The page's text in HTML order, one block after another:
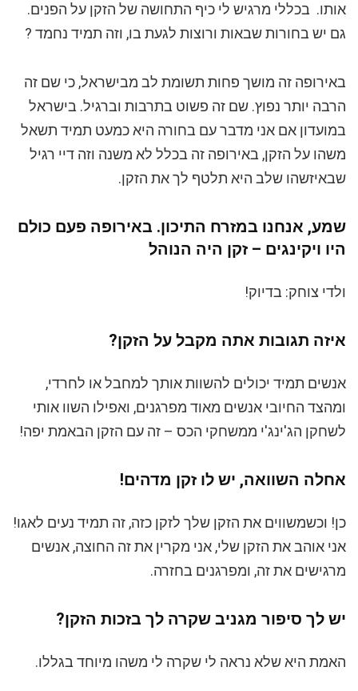
אותו. בכללי מרגיש לי כיף התחושה של הזקן על הפנים.
גם יש בחורות שבאות ורוצות לגעת בו, וזה תמיד נחמד ?
באירופה זה מושך פחות תשומת לב מבישראל, כי שם זה
הרבה יותר נפוץ. שם זה פשוט בתרבות וברגיל. בישראל
במועדון אם אני מדבר עם בחורה היא כמעט תמיד תשאל
משהו על הזקן, באירופה זה בכלל לא משנה וזה דיי רגיל
שבאיזשהו שלב היא תלטף לך את הזקן.
שמע, אנחנו במזרח התיכון. באירופה פעם כולם
היו ויקינגים – זקן היה הנוהל
ולדי צוחק: בדיוק!
איזה תגובות אתה מקבל על הזקן?
אנשים תמיד יכולים להשוות אותך למחבל או לחרדי,
ומהצד החיובי אנשים מאוד מפרגנים, ואפילו השוו אותי
לשחקן הג'ינג'י ממשחקי הכס – זה עם הזקן הבאמת יפה!
אחלה השוואה, יש לו זקן מדהים!
כן! וכשמשווים את הזקן שלך לזקן כזה, זה תמיד נעים לאגו!
אני אוהב את הזקן שלי, אני מקרין את זה החוצה, אנשים
מרגישים את זה, ומפרגנים בחזרה.
יש לך סיפור מגניב שקרה לך בזכות הזקן?
האמת היא שלא נראה לי שקרה לי משהו מיוחד בגללו.